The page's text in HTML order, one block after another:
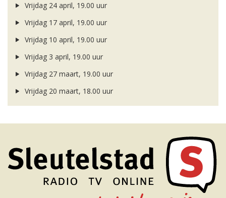
Vrijdag 24 april, 19.00 uur
Vrijdag 17 april, 19.00 uur
Vrijdag 10 april, 19.00 uur
Vrijdag 3 april, 19.00 uur
Vrijdag 27 maart, 19.00 uur
Vrijdag 20 maart, 18.00 uur